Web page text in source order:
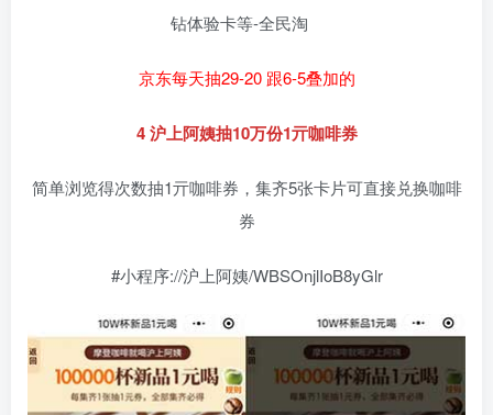
京东每天抽29-20 跟6-5叠加的
4 沪上阿姨抽10万份1亓咖啡券
简单浏览得次数抽1亓咖啡券，集齐5张卡片可直接兑换咖啡
券
#小程序://沪上阿姨/WBSOnjlIoB8yGlr